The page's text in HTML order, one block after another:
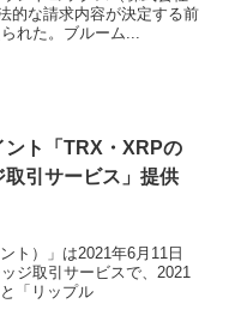
的な請求内容が決定する前
れた。ブルーム...
ント「TRX・XRPの
取引サービス」提供
ト）」は2021年6月11日
ジ取引サービスで、2021
「リップル